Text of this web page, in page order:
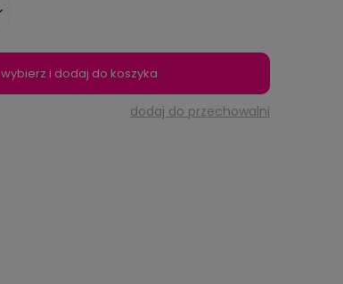
wybierz i dodaj do koszyka
dodaj do przechowalni